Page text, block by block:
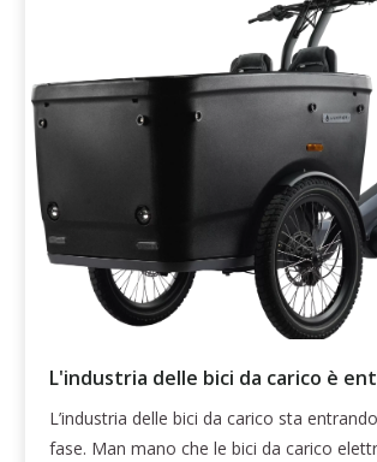
L'industria delle bici da carico è
fase successiva
L’industria delle bici da carico sta
fase. Man mano che le bici da carico